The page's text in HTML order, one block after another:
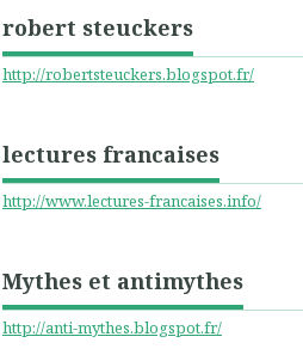
robert steuckers
http://robertsteuckers.blogspot.fr/
lectures francaises
http://www.lectures-francaises.info/
Mythes et antimythes
http://anti-mythes.blogspot.fr/